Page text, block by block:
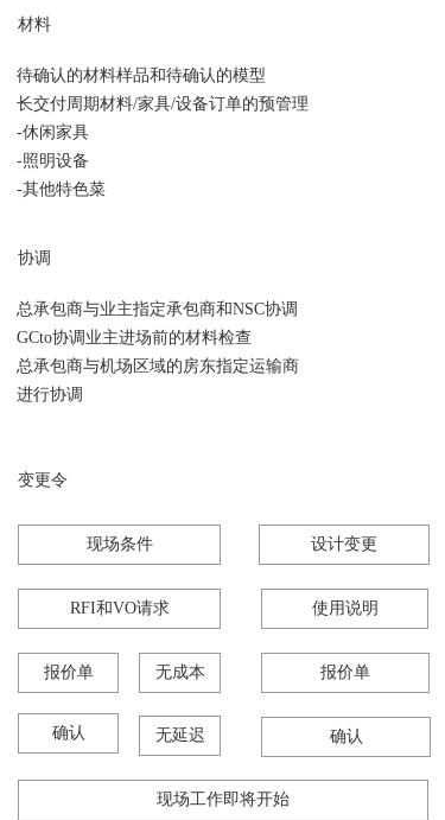
材料
协调
变更令
待确认的材料样品和待确认的模型
长交付周期材料/家具/设备订单的预管理
-休闲家具
-照明设备
-其他特色菜
总承包商与业主指定承包商和NSC协调
GCto协调业主进场前的材料检查
总承包商与机场区域的房东指定运输商
进行协调
现场条件
RFI和VO请求
报价单 无成本
确认 无延迟
现场工作即将开始
设计变更
使用说明
报价单
确认